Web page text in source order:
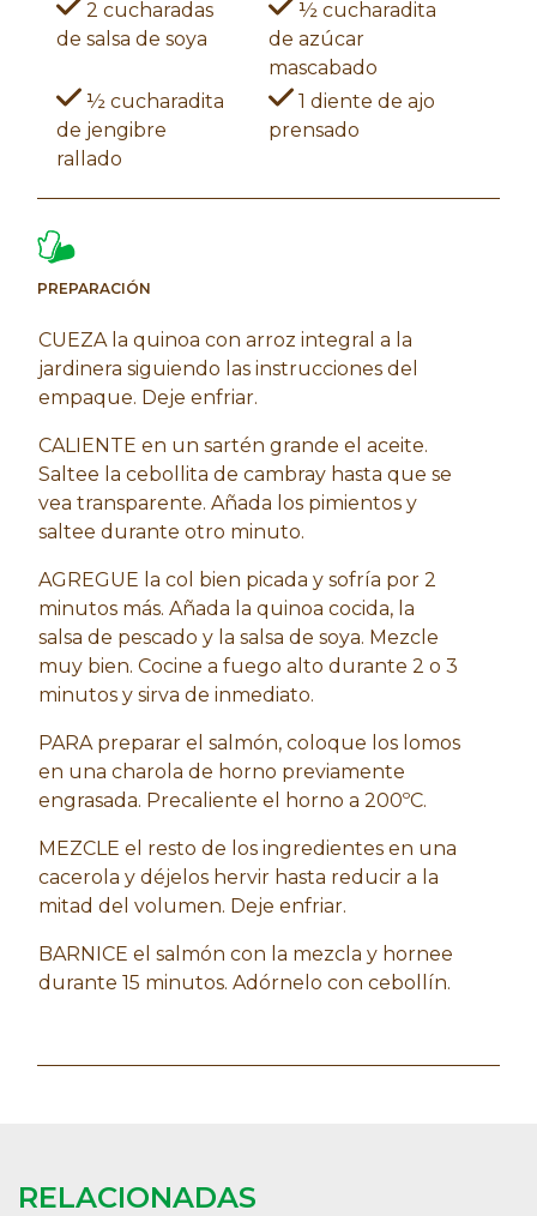
2 cucharadas
de salsa de soya
½ cucharadita
de azúcar
mascabado
½ cucharadita
de jengibre
rallado
1 diente de ajo
prensado
PREPARACIÓN
CUEZA la quinoa con arroz integral a la
jardinera siguiendo las instrucciones del
empaque. Deje enfriar.
CALIENTE en un sartén grande el aceite.
Saltee la cebollita de cambray hasta que se
vea transparente. Añada los pimientos y
saltee durante otro minuto.
AGREGUE la col bien picada y sofría por 2
minutos más. Añada la quinoa cocida, la
salsa de pescado y la salsa de soya. Mezcle
muy bien. Cocine a fuego alto durante 2 o 3
minutos y sirva de inmediato.
PARA preparar el salmón, coloque los lomos
en una charola de horno previamente
engrasada. Precaliente el horno a 200ºC.
MEZCLE el resto de los ingredientes en una
cacerola y déjelos hervir hasta reducir a la
mitad del volumen. Deje enfriar.
BARNICE el salmón con la mezcla y hornee
durante 15 minutos. Adórnelo con cebollín.
RELACIONADAS